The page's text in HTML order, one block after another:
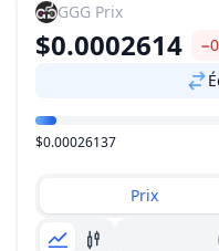
GGG Prix
$0.0002614
Plage de prix
$0.00026137
Prix